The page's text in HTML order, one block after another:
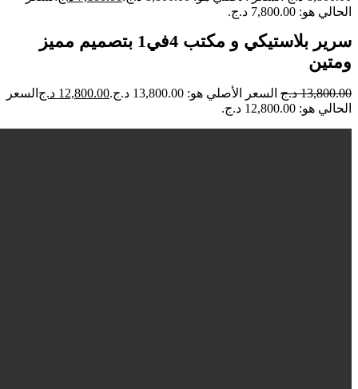
الحالي هو: 7,800.00 د.ج.
سرير بلاستيكي و مكتب 4في1 بتصميم مميز
ومتين
13,800.00 د.ج السعر الأصلي هو: 13,800.00 د.ج. 12,800.00 د.ج السعر
الحالي هو: 12,800.00 د.ج.